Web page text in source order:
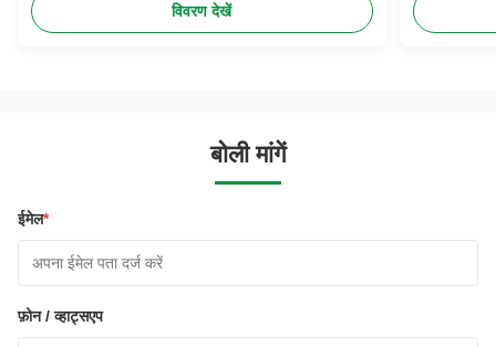
विवरण देखें
बोली मांगें
ईमेल*
फ़ोन / व्हाट्सएप